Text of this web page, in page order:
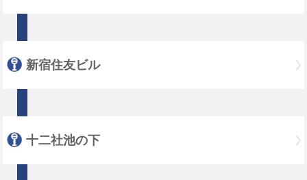
新宿住友ビル
十二社池の下